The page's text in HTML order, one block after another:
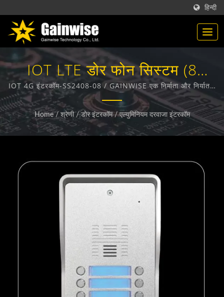
हिन्दी
IOT LTE डोर फोन सिस्टम (8
परिवार) / 4G / 5G वायरलेस उत्पाद
निर्माता | Gainwise Technology
Co., Ltd.
IOT 4G इंटरकॉम-SS2408-08 / GAINWISE एक निर्माता और निर्यातक
है जो स्थायी वायरलेस टर्मिनल, 4G दरवाजा इंटरकॉम, 4G गेट ओपनर और
4G स्मोक डिटेक्टर के डिज़ाइन, विकास और निर्माण में विशेषज्ञ है।
Home / श्रेणी / डोर इंटरकॉम / एल्युमिनियम दरवाजा इंटरकॉम